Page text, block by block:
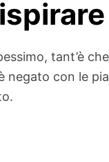
tant’è
negato con le